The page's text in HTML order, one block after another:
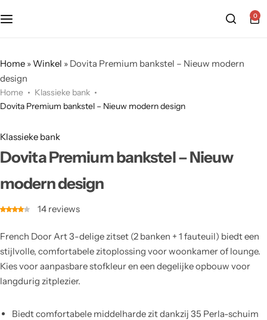
0
Home »Winkel » Dovita Premium bankstel – Nieuw modern
design
Home
Klassieke bank
Dovita Premium bankstel – Nieuw modern design
Klassieke bank
Dovita Premium bankstel – Nieuw
modern design
14 reviews
French Door Art 3-delige zitset (2 banken + 1 fauteuil) biedt een
stijlvolle, comfortabele zitoplossing voor woonkamer of lounge.
Kies voor aanpasbare stofkleur en een degelijke opbouw voor
langdurig zitplezier.
Biedt comfortabele middelharde zit dankzij 35 Perla-schuim